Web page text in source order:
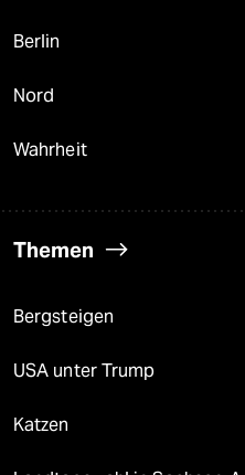
Berlin
Nord
Wahrheit
Themen
Bergsteigen
USA unter Trump
Katzen